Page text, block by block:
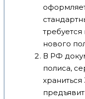
нового
В РФ
полиса,